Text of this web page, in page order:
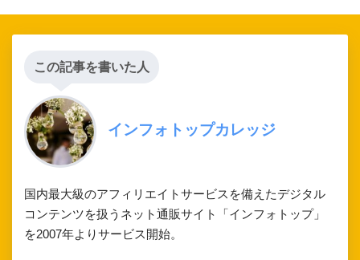
この記事を書いた人
インフォトップカレッジ
国内最大級のアフィリエイトサービスを備えたデジタル
コンテンツを扱うネット通販サイト「インフォトップ」
を2007年よりサービス開始。